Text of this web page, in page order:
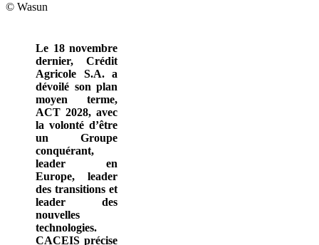
© Wasun
Le 18 novembre
dernier, Crédit
Agricole S.A. a
dévoilé son plan
moyen terme,
ACT 2028, avec
la volonté d’être
un Groupe
conquérant,
leader en
Europe, leader
des transitions et
leader des
nouvelles
technologies.
CACEIS précise